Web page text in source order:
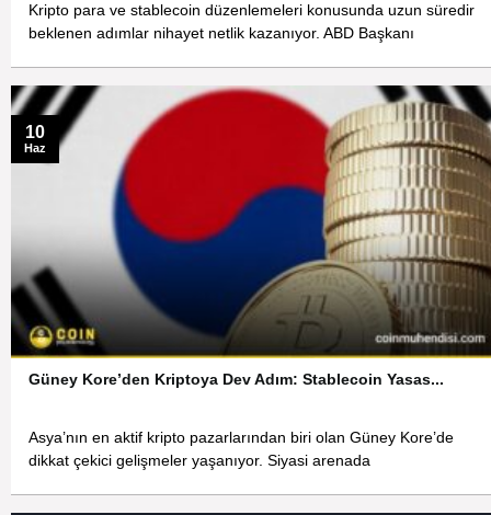
Kripto para ve stablecoin düzenlemeleri konusunda uzun süredir
beklenen adımlar nihayet netlik kazanıyor. ABD Başkanı
Güney Kore’den Kriptoya Dev Adım: Stablecoin Yasas...
Asya’nın en aktif kripto pazarlarından biri olan Güney Kore’de
dikkat çekici gelişmeler yaşanıyor. Siyasi arenada
10
Haz